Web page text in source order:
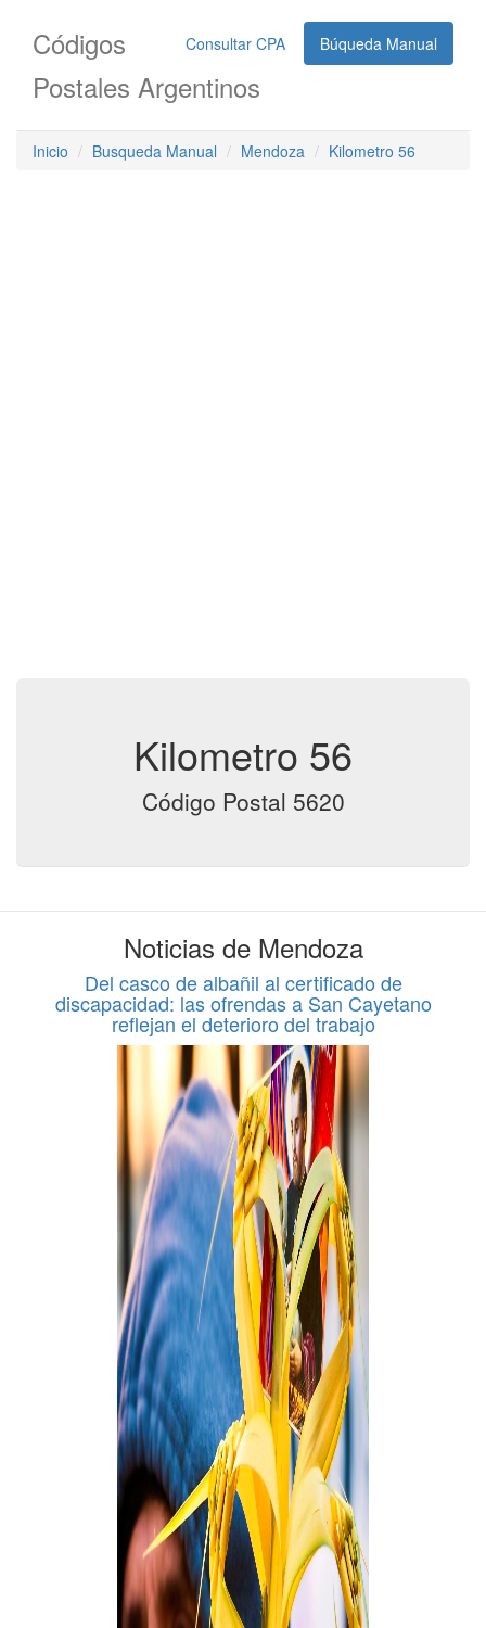
Consultar CPA Búqueda Manual
Códigos
Postales Argentinos
Inicio Busqueda Manual Mendoza Kilometro 56
Kilometro 56
Código Postal 5620
Noticias de Mendoza
Del casco de albañil al certificado de
discapacidad: las ofrendas a San Cayetano
reflejan el deterioro del trabajo